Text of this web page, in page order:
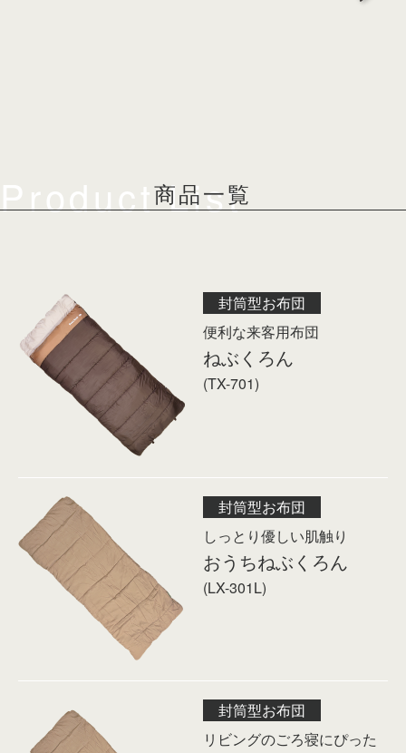
Product List
商品一覧
封筒型お布団
便利な来客用布団
ねぶくろん
(TX-701)
封筒型お布団
しっとり優しい肌触り
おうちねぶくろん
(LX-301L)
封筒型お布団
リビングのごろ寝にぴった